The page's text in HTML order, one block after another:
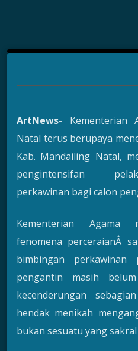
ArtNews- Kementerian
Natal terus berupaya
Kab. Mandailing Natal,
pengintensifan
perkawinan bagi calon
Kementerian Agama
fenomena perceraianÂ
bimbingan
pengantin masih
kecenderungan
hendak menikah
bukan sesuatu yang